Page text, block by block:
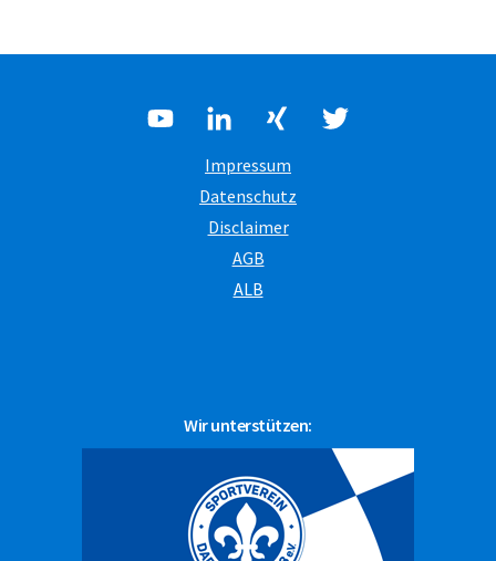
Wir unterstützen:
Impressum
Datenschutz
Disclaimer
AGB
ALB